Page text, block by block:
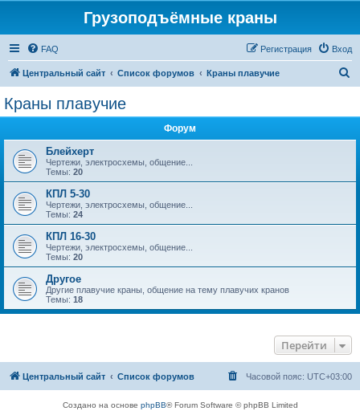
Грузоподъёмные краны
FAQ Вход
Регистрация
Центральный сайт Список форумов Краны плавучие
Краны плавучие
Форум
Блейхерт
Чертежи, электросхемы, общение...
Темы: 20
КПЛ 5-30
Чертежи, электросхемы, общение...
Темы: 24
КПЛ 16-30
Чертежи, электросхемы, общение...
Темы: 20
Другое
Другие плавучие краны, общение на тему плавучих кранов
Темы: 18
Перейти
Центральный сайт Список форумов Часовой пояс: UTC+03:00
Создано на основе phpBB® Forum Software © phpBB Limited